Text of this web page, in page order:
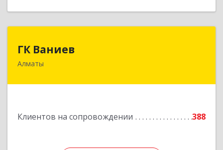
ГК Ваниев
Алматы
Клиентов на сопровождении 388
Республика Казахстан, Бостандыкский район,